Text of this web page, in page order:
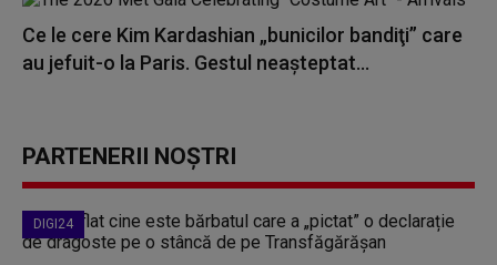
Ce le cere Kim Kardashian „bunicilor bandiţi” care
au jefuit-o la Paris. Gestul neașteptat...
PARTENERII NOȘTRI
DIGI24